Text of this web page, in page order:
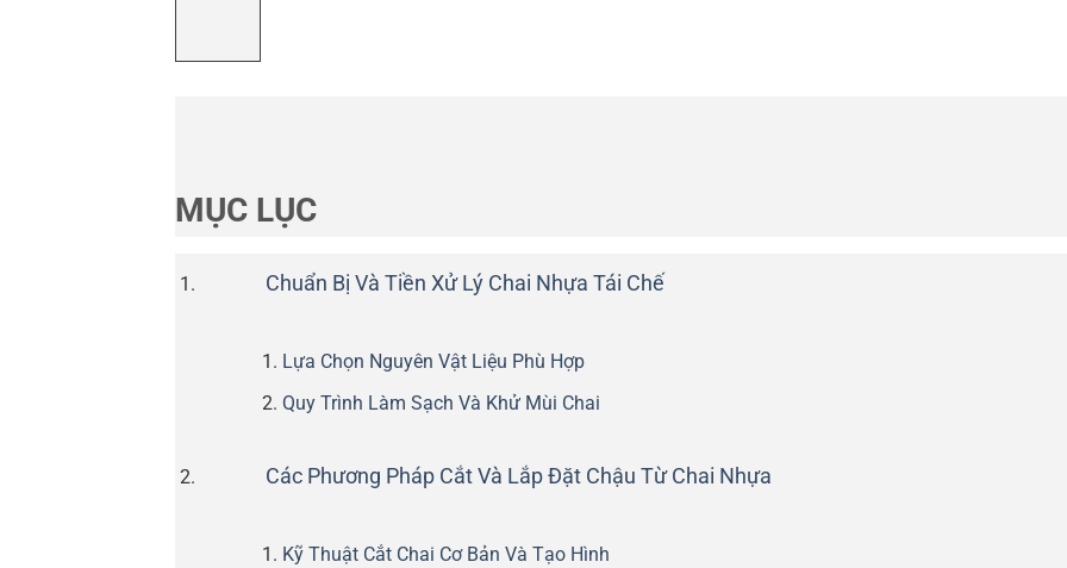
MỤC LỤC
Chuẩn Bị Và Tiền Xử Lý Chai Nhựa Tái Chế
Lựa Chọn Nguyên Vật Liệu Phù Hợp
Quy Trình Làm Sạch Và Khử Mùi Chai
Các Phương Pháp Cắt Và Lắp Đặt Chậu Từ Chai Nhựa
Kỹ Thuật Cắt Chai Cơ Bản Và Tạo Hình